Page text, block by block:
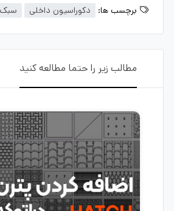
برچسب ها: دکوراسیون داخلی سبک
مطالب زیر را حتما مطالعه کنید